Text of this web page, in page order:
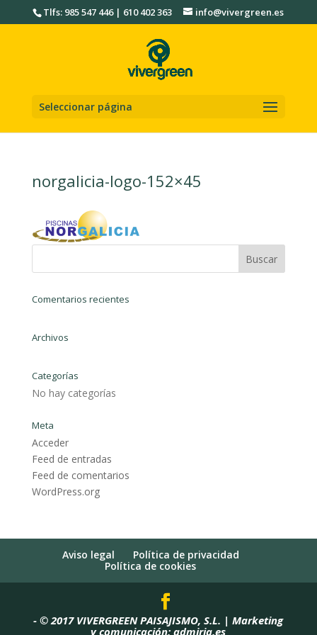
Tlfs: 985 547 446 | 610 402 363 info@vivergreen.es
Seleccionar página
norgalicia-logo-152×45
Comentarios recientes
Archivos
Categorías
No hay categorías
Meta
Acceder
Feed de entradas
Feed de comentarios
WordPress.org
Aviso legal
Política de privacidad
Política de cookies
-© 2017 VIVERGREEN PAISAJISMO, S.L. | Marketing
y comunicación:admiria.es